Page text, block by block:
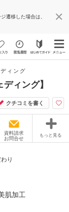
遷移した場合は、
ィング
ィング】
クチコミを書く
資料請求
お問合せ
もっと見る
り
肌加工